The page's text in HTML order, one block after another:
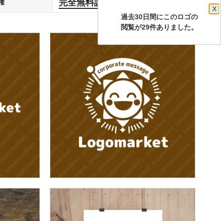
過去30日間にこのロゴの
X
閲覧が29件ありました。